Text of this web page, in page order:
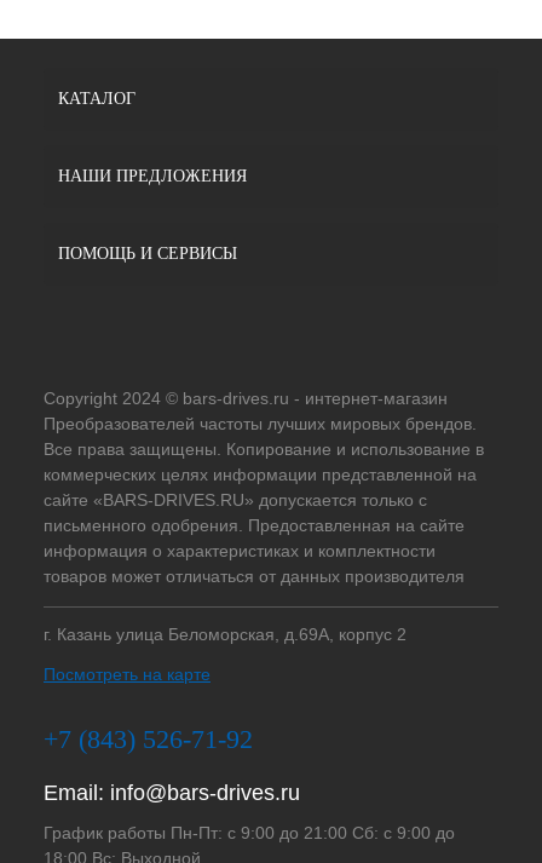
КАТАЛОГ
НАШИ ПРЕДЛОЖЕНИЯ
ПОМОЩЬ И СЕРВИСЫ
Copyright 2024 © bars-drives.ru - интернет-магазин
Преобразователей частоты лучших мировых брендов.
Все права защищены. Копирование и использование в
коммерческих целях информации представленной на
сайте «BARS-DRIVES.RU» допускается только с
письменного одобрения. Предоставленная на сайте
информация о характеристиках и комплектности
товаров может отличаться от данных производителя
г. Казань улица Беломорская, д.69А, корпус 2
Посмотреть на карте
+7 (843) 526-71-92
Email: info@bars-drives.ru
График работы Пн-Пт: с 9:00 до 21:00 Сб: с 9:00 до
18:00 Вс: Выходной